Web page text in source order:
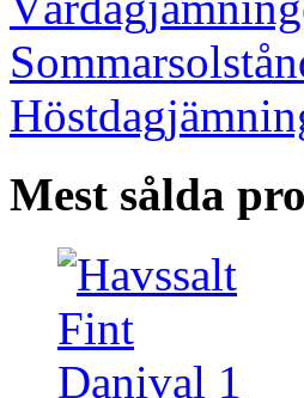
Mest sålda